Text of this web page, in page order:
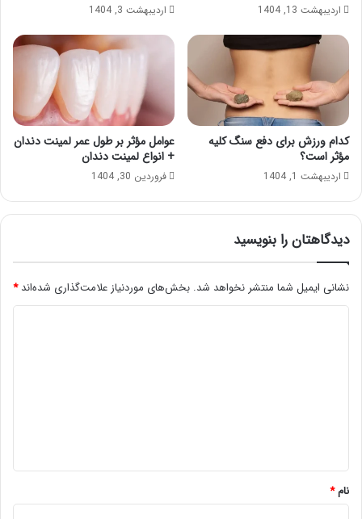
اردیبهشت 13, 1404 اردیبهشت 3, 1404
کدام ورزش برای دفع سنگ کلیه
مؤثر است؟
اردیبهشت 1, 1404
عوامل مؤثر بر طول عمر لمینت دندان
+ انواع لمینت دندان
فروردین 30, 1404
دیدگاهتان را بنویسید
نشانی ایمیل شما منتشر نخواهد شد. بخش‌های موردنیاز علامت‌گذاری شده‌اند*
نام*